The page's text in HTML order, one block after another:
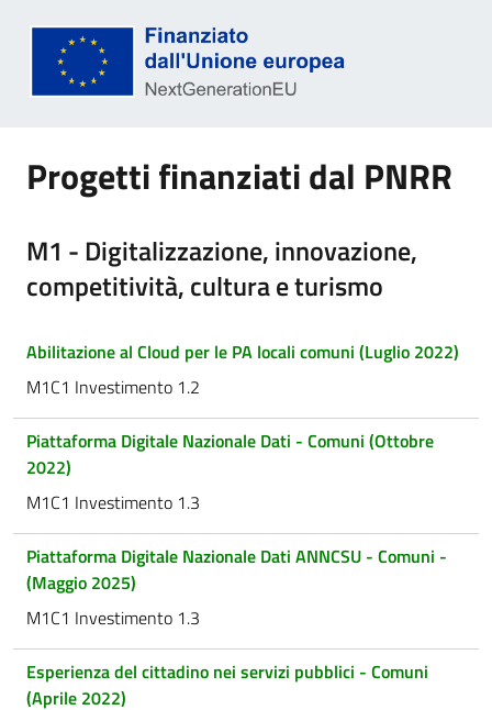
Progetti finanziati dal PNRR
M1 - Digitalizzazione, innovazione,
competitività, cultura e turismo
Abilitazione al Cloud per le PA locali comuni (Luglio 2022)
M1C1 Investimento 1.2
Piattaforma Digitale Nazionale Dati - Comuni (Ottobre
2022)
M1C1 Investimento 1.3
Piattaforma Digitale Nazionale Dati ANNCSU - Comuni -
(Maggio 2025)
M1C1 Investimento 1.3
Esperienza del cittadino nei servizi pubblici - Comuni
(Aprile 2022)